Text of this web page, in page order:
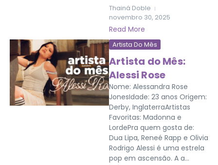
Thainá Doble
novembro 30, 2025
Read More
Artista Do Mês
Artista do Mês:
Alessi Rose
Nome: Alessandra Rose
JonesIdade: 23 anos Origem:
Derby, InglaterraArtistas
Favoritas: Madonna e
LordePra quem gosta de:
Dua Lipa, Reneé Rapp e Olivia
Rodrigo Alessi é uma estrela
pop em ascensão. A a...